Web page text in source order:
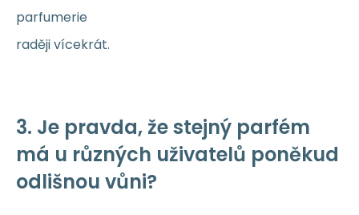
parfumerie
raději vícekrát.
3. Je pravda, že stejný parfém
má u různých uživatelů poněkud
odlišnou vůni?